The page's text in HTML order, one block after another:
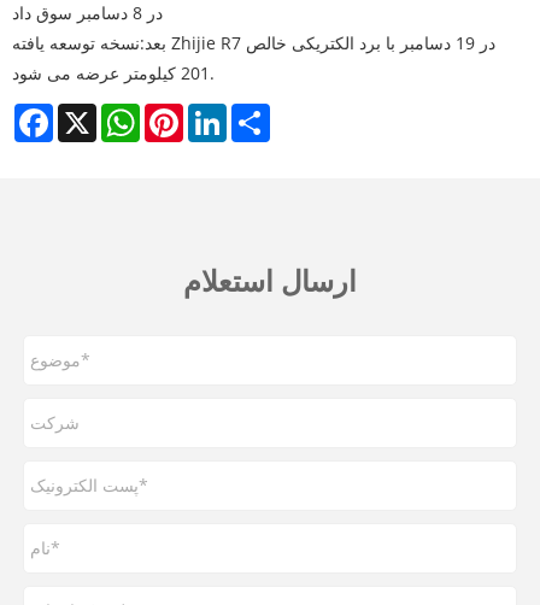
در 8 دسامبر سوق داد
بعد:نسخه توسعه یافته Zhijie R7 در 19 دسامبر با برد الکتریکی خالص
201 کیلومتر عرضه می شود.
Facebook
X WhatsAppPinterestLinkedIn
ارسال استعلام